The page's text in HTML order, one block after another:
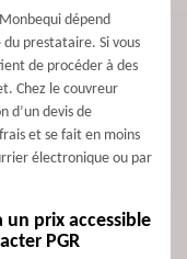
dépend
prestataire. Si vous
de procéder à des
Chez le couvreur
d’un devis de
et se fait en moins
électronique ou par
prix accessible
PGR